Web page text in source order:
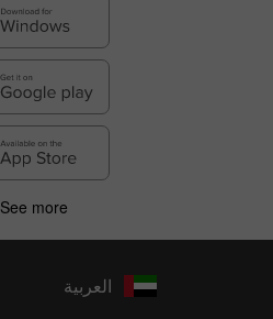
See more...
العربية